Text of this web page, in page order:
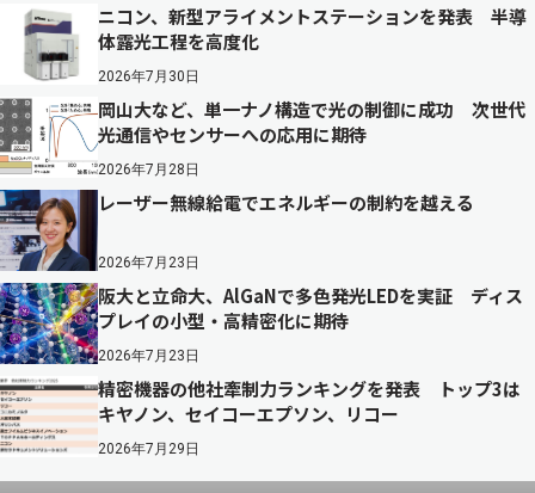
ニコン、新型アライメントステーションを発表 半導
体露光工程を高度化
2026年7月30日
岡山大など、単一ナノ構造で光の制御に成功 次世代
光通信やセンサーへの応用に期待
2026年7月28日
レーザー無線給電でエネルギーの制約を越える
2026年7月23日
阪大と立命大、AlGaNで多色発光LEDを実証 ディス
プレイの小型・高精密化に期待
2026年7月23日
精密機器の他社牽制力ランキングを発表 トップ3は
キヤノン、セイコーエプソン、リコー
2026年7月29日